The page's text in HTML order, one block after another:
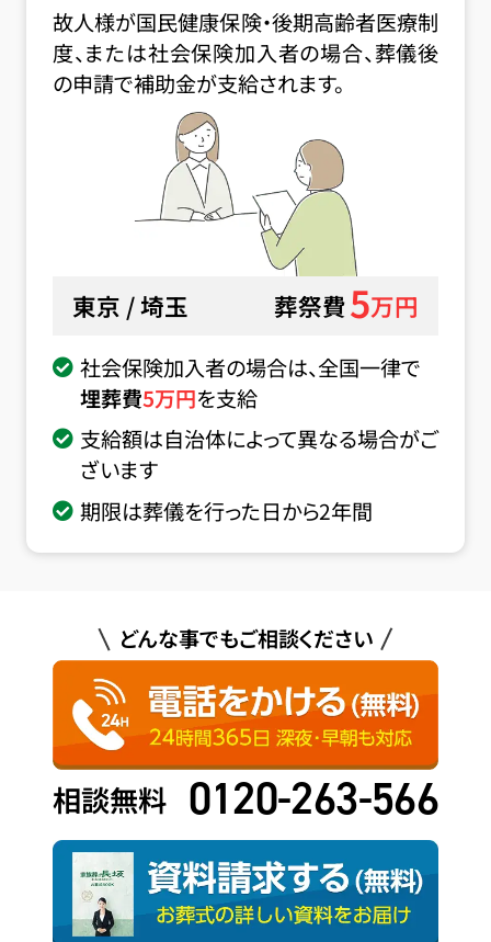
故人様が国民健康保険・後期高齢者医療制
度、または社会保険加入者の場合、葬儀後
の申請で補助金が支給されます。
東京 / 埼玉 葬祭費5万円
社会保険加入者の場合は、全国一律で
埋葬費5万円を支給
支給額は自治体によって異なる場合がご
ざいます
期限は葬儀を行った日から2年間
どんな事でもご相談ください
相談無料 0120-263-566